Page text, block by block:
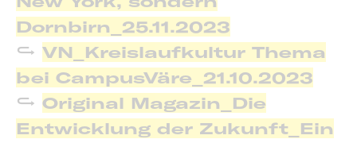
Dornbirn_25.11.2023
VN_Kreislaufkultur Thema
bei CampusVäre_21.10.2023
Original Magazin_Die
Entwicklung der Zukunft_Ein